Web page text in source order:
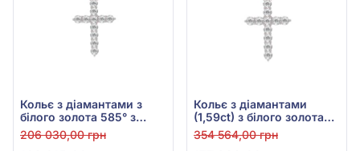
Кольє з діамантами з
білого золота 585° з
діамантом 0,88ct, арт. 6-
32069
206 030,00 грн
Кольє з діамантами
(1,59ct) з білого золота
585°, арт. 6-32071
354 564,00 грн